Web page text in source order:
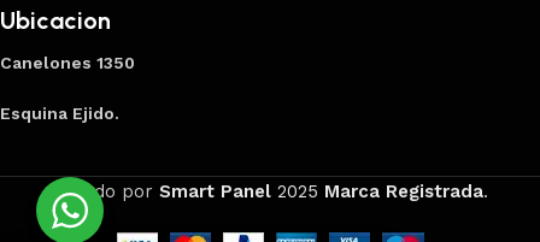
Ubicacion
Canelones 1350
Esquina Ejido.
Creado por Smart Panel 2025 Marca Registrada.